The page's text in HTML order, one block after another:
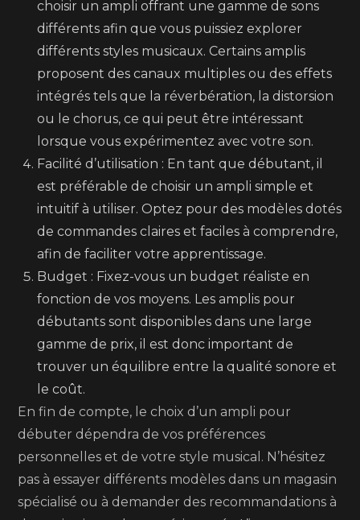
choisir un ampli offrant une gamme de sons
différents afin que vous puissiez explorer
différents styles musicaux. Certains amplis
proposent des canaux multiples ou des effets
intégrés tels que la réverbération, la distorsion
ou le chorus, ce qui peut être intéressant
lorsque vous expérimentez avec votre son.
Facilité d’utilisation : En tant que débutant, il
est préférable de choisir un ampli simple et
intuitif à utiliser. Optez pour des modèles dotés
de commandes claires et faciles à comprendre,
afin de faciliter votre apprentissage.
Budget : Fixez-vous un budget réaliste en
fonction de vos moyens. Les amplis pour
débutants sont disponibles dans une large
gamme de prix, il est donc important de
trouver un équilibre entre la qualité sonore et
le coût.
En fin de compte, le choix d’un ampli pour
débuter dépendra de vos préférences
personnelles et de votre style musical. N’hésitez
pas à essayer différents modèles dans un magasin
spécialisé ou à demander des recommandations à